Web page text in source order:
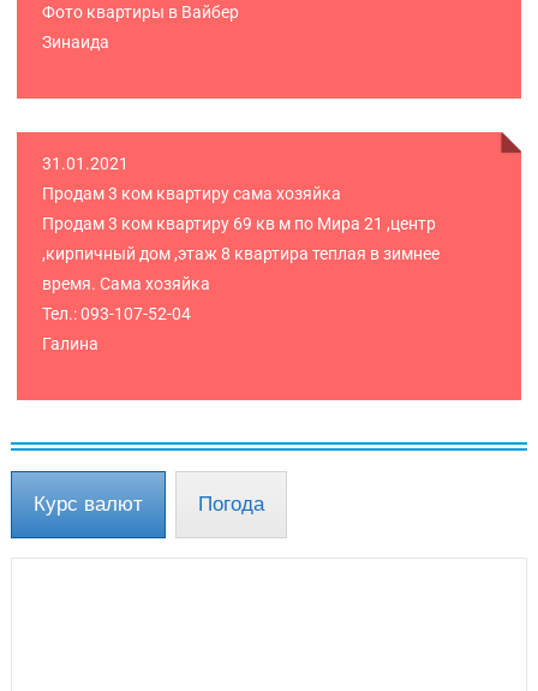
Фото квартиры в Вайбер
Зинаида
31.01.2021
Продам 3 ком квартиру сама хозяйка
Продам 3 ком квартиру 69 кв м по Мира 21 ,центр
,кирпичный дом ,этаж 8 квартира теплая в зимнее
время. Сама хозяйка
Тел.: 093-107-52-04
Галина
Курс валют Погода